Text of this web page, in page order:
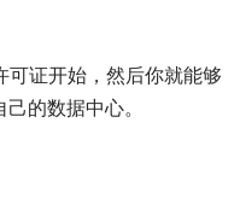
证开始，然后你就能够
的数据中心。